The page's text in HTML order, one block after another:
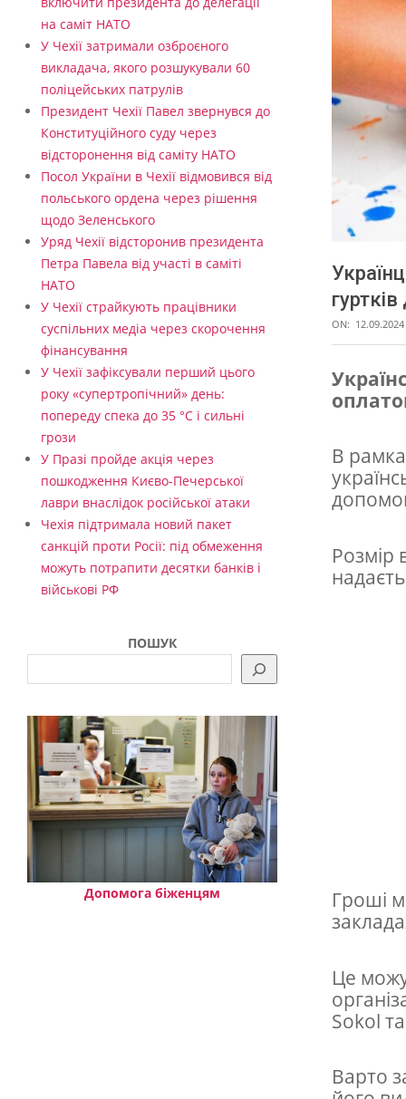
ON: 12.09.2024
У
р
а
н
ц
о
п
н
у
т
В
Розмір
Гроші
Це
Sokol
Варто
на саміт НАТО
У Чехії затримали озброєного
викладача, якого розшукували 60
поліцейських патрулів
Президент Чехії Павел звернувся до
Конституційного суду через
відсторонення від саміту НАТО
Посол України в Чехії відмовився від
польського ордена через рішення
щодо Зеленського
Уряд Чехії відсторонив президента
Петра Павела від участі в саміті
НАТО
У Чехії страйкують працівники
суспільних медіа через скорочення
фінансування
У Чехії зафіксували перший цього
року «супертропічний» день:
попереду спека до 35 °C і сильні
грози
У Празі пройде акція через
пошкодження Києво-Печерської
лаври внаслідок російської атаки
Чехія підтримала новий пакет
санкцій проти Росії: під обмеження
можуть потрапити десятки банків і
військові РФ
ПОШУК
Допомога біженцям